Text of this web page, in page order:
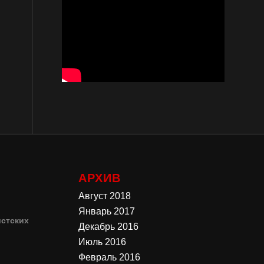
АРХИВ
Август 2018
Январь 2017
Декабрь 2016
Июль 2016
Февраль 2016